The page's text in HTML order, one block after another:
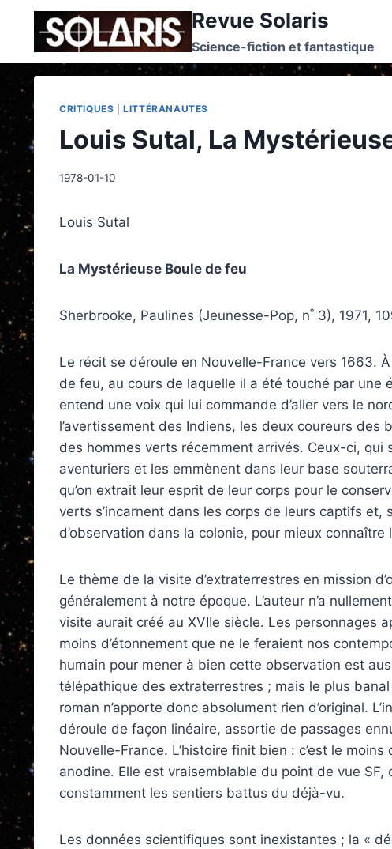
content
Revue Solaris
Science-fiction et fantastique
CRITIQUES |LITTÉRANAUTES
Louis Sutal, La
1978-01-10
Louis Sutal
La Mystérieuse Boule de feu
Sherbrooke, Paulines (Jeunesse-Pop, n˚ 3), 1971,
Le récit se déroule en Nouvelle-France vers 1663.
de feu, au cours de laquelle il a été touché par une
entend une voix qui lui commande d’aller vers le
l’avertissement des Indiens, les deux coureurs des
des hommes verts récemment arrivés. Ceux-ci,
aventuriers et les emmènent dans leur base
qu’on extrait leur esprit de leur corps pour le
verts s’incarnent dans les corps de leurs captifs et,
d’observation dans la colonie, pour mieux connaître
Le thème de la visite d’extraterrestres en mission
généralement à notre époque. L’auteur n’a
visite aurait créé au XVIIe siècle. Les personnages
moins d’étonnement que ne le feraient nos
humain pour mener à bien cette observation est
télépathique des extraterrestres ; mais le plus
roman n’apporte donc absolument rien d’original.
déroule de façon linéaire, assortie de passages
Nouvelle-France. L’histoire finit bien : c’est le moins
anodine. Elle est vraisemblable du point de vue SF,
constamment les sentiers battus du déjà-vu.
Les données scientifiques sont inexistantes ; la «